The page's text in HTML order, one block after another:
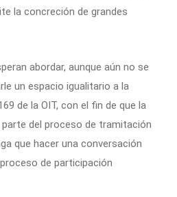
la concreción de grandes
abordar, aunque aún no se
un espacio igualitario a la
de la OIT, con el fin de que la
del proceso de tramitación
que hacer una conversación
de participación